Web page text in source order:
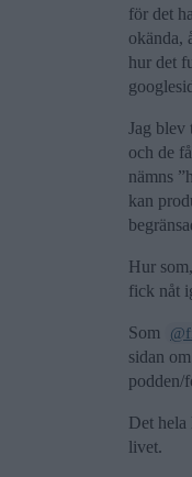
för det
okända,
hur det
Jag blev
och de
nämns
kan
Hur
fick nåt
Som
sidan
podden/
Det
livet.